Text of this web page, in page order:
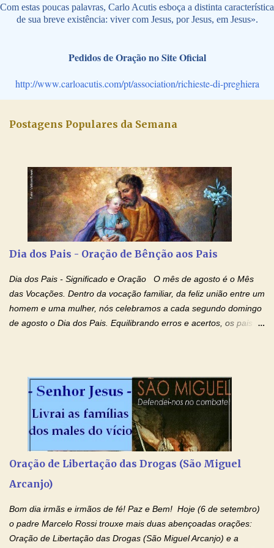
Com estas poucas palavras, Carlo Acutis esboça a distinta característica
de sua breve existência: viver com Jesus, por Jesus, em Jesus».
Pedidos de Oração no Site Oficial
http://www.carloacutis.com/pt/association/richieste-di-preghiera
Postagens Populares da Semana
Dia dos Pais - Oração de Bênção aos Pais
Dia dos Pais - Significado e Oração O mês de agosto é o Mês
das Vocações. Dentro da vocação familiar, da feliz união entre um
homem e uma mulher, nós celebramos a cada segundo domingo
de agosto o Dia dos Pais. Equilibrando erros e acertos, os pais
conforto, boa alimentação, educação de qualidade. E, em geral,
procuram orientá-los para que enfrentem o mundo, com suas
alegrias, com seus dissabores. Acompanham-nos em suas
vitórias, em seus fracassos, em suas lutas. É claro que há
exceções, mas essas exceções só confirmam uma regra porque
pais que não se preocupam com seus filhos não estão no seu
estado natural, normal. O mundo de hoje apresenta anomalias
absurdas. Temos notícia de pais que torturam seus filhos, que os
filhos. Mas isso não é o c...
Oração de Libertação das Drogas (São Miguel
Arcanjo)
Bom dia irmãs e irmãos de fé! Paz e Bem! Hoje (6 de setembro)
o padre Marcelo Rossi trouxe mais duas abençoadas orações:
Oração de Libertação das Drogas (São Miguel Arcanjo) e a